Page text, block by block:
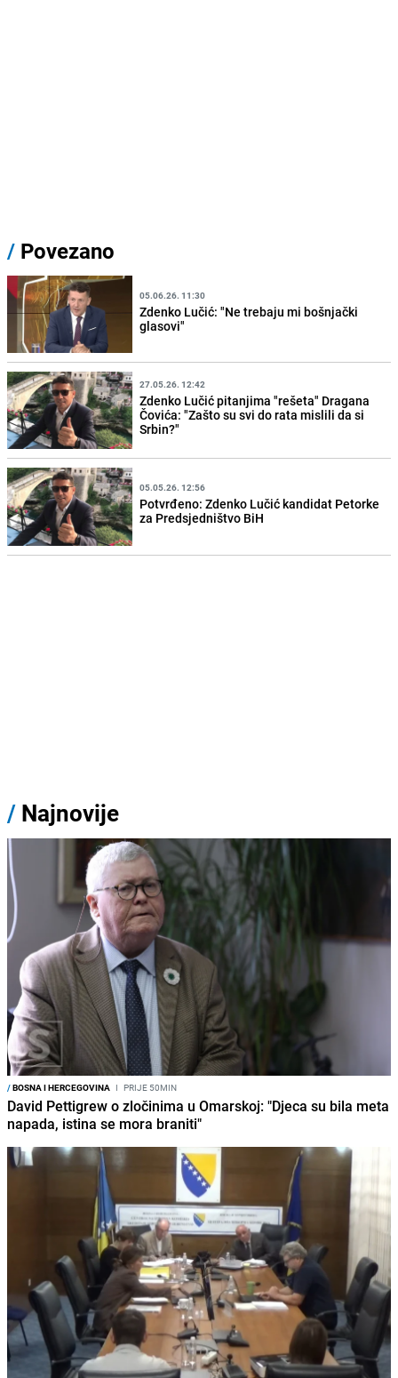
/ Povezano
05.06.26. 11:30
Zdenko Lučić: "Ne trebaju mi bošnjački
glasovi"
27.05.26. 12:42
Zdenko Lučić pitanjima "rešeta" Dragana
Čovića: "Zašto su svi do rata mislili da si
Srbin?"
05.05.26. 12:56
Potvrđeno: Zdenko Lučić kandidat Petorke
za Predsjedništvo BiH
/ Najnovije
/BOSNA I HERCEGOVINA I PRIJE 50MIN
David Pettigrew o zločinima u Omarskoj: "Djeca su bila meta
napada, istina se mora braniti"